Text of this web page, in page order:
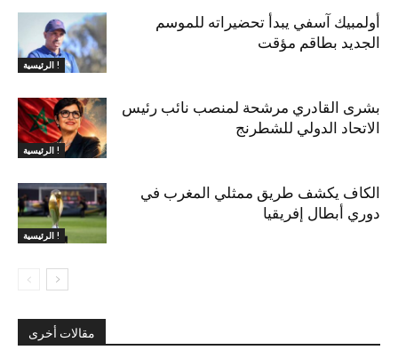
الرئيسية !
أولمبيك آسفي يبدأ تحضيراته للموسم
الجديد بطاقم مؤقت
الرئيسية !
بشرى القادري مرشحة لمنصب نائب رئيس
الاتحاد الدولي للشطرنج
الرئيسية !
الكاف يكشف طريق ممثلي المغرب في
دوري أبطال إفريقيا
مقالات أخرى